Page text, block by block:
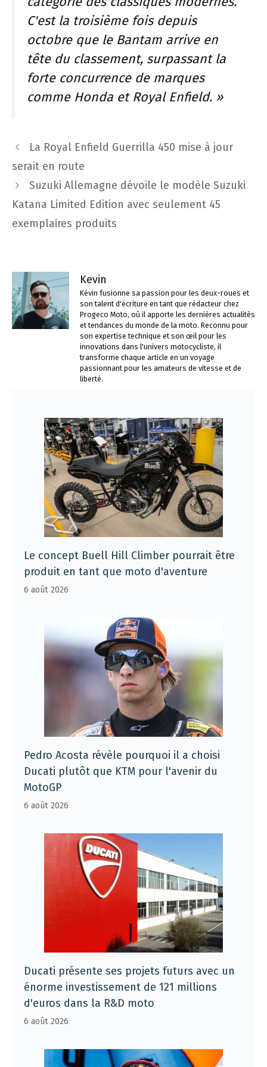
C'est la troisième fois depuis
octobre que le Bantam arrive en
tête du classement, surpassant la
forte concurrence de marques
comme Honda et Royal Enfield. »
Navigation
des
La Royal Enfield Guerrilla 450 mise à jour
serait en route
Suzuki Allemagne dévoile le modèle Suzuki
Katana Limited Edition avec seulement 45
exemplaires produits
Kevin
Kévin fusionne sa passion pour les deux-roues et
son talent d'écriture en tant que rédacteur chez
Progeco Moto, où il apporte les dernières actualités
et tendances du monde de la moto. Reconnu pour
son expertise technique et son œil pour les
innovations dans l'univers motocycliste, il
transforme chaque article en un voyage
passionnant pour les amateurs de vitesse et de
liberté.
Le concept Buell Hill Climber pourrait être
produit en tant que moto d'aventure
6 août 2026
Pedro Acosta révèle pourquoi il a choisi
Ducati plutôt que KTM pour l'avenir du
MotoGP
6 août 2026
Ducati présente ses projets futurs avec un
énorme investissement de 121 millions
d'euros dans la R&D moto
6 août 2026